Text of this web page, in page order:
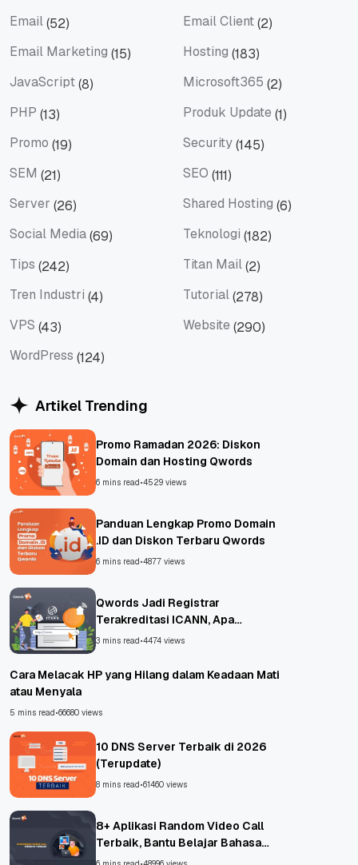
Email(52) Email Client(2)
Email Marketing (15) Hosting (183)
JavaScript(8) Microsoft365 (2)
PHP (13) Produk Update (1)
Promo (19) Security(145)
SEM (21) SEO (111)
Server (26) Shared Hosting (6)
Social Media(69) Teknologi (182)
Tips (242) Titan Mail(2)
Tren Industri (4) Tutorial(278)
VPS (43) Website (290)
WordPress (124)
Artikel Trending
Promo Ramadan 2026: Diskon
Domain dan Hosting Qwords
6 mins read•4529 views
Panduan Lengkap Promo Domain
.ID dan Diskon Terbaru Qwords
6 mins read•4877 views
Qwords Jadi Registrar
Terakreditasi ICANN, Apa
Untungnya?
3 mins read•4474 views
Cara Melacak HP yang Hilang dalam Keadaan Mati
atau Menyala
5 mins read•66680 views
10 DNS Server Terbaik di 2026
(Terupdate)
8 mins read•61460 views
8+ Aplikasi Random Video Call
Terbaik, Bantu Belajar Bahasa
Asing!